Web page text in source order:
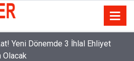
Yeni Dönemde 3 İhlal Ehliyet
Olacak